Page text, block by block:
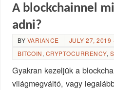
A blockchainnel
adni?
BY VARIANCE
JULY 27, 2019
BITCOIN, CRYPTOCURRENCY,
Gyakran kezeljük a
világmegváltó, vagy